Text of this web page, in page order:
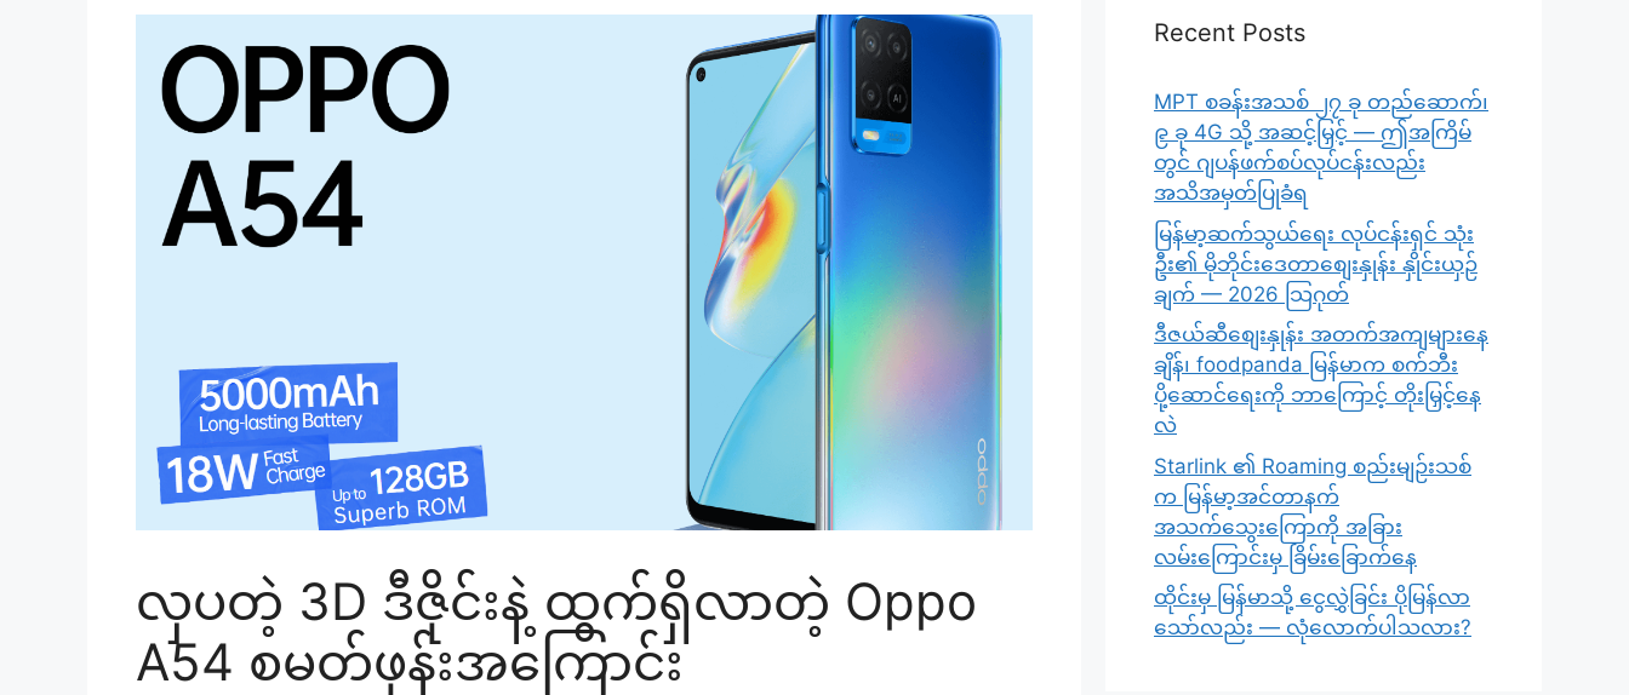
လှပတဲ့ 3D ဒီဇိုင်းနဲ့ ထွက်ရှိလာတဲ့ Oppo
A54 စမတ်ဖုန်းအကြောင်း
Recent Posts
MPT စခန်းအသစ် ၂၇ ခု တည်ဆောက်၊
၉ ခု 4G သို့ အဆင့်မြှင့် — ဤအကြိမ်
တွင် ဂျပန်ဖက်စပ်လုပ်ငန်းလည်း
အသိအမှတ်ပြုခံရ
မြန်မာ့ဆက်သွယ်ရေး လုပ်ငန်းရှင် သုံး
ဦး၏ မိုဘိုင်းဒေတာစျေးနှုန်း နှိုင်းယှဉ်
ချက် — 2026 သြဂုတ်
ဒီဇယ်ဆီစျေးနှုန်း အတက်အကျများနေ
ချိန်၊ foodpanda မြန်မာက စက်ဘီး
ပို့ဆောင်ရေးကို ဘာကြောင့် တိုးမြှင့်နေ
လဲ
Starlink ၏ Roaming စည်းမျဉ်းသစ်
က မြန်မာ့အင်တာနက်
အသက်သွေးကြောကို အခြား
လမ်းကြောင်းမှ ခြိမ်းခြောက်နေ
ထိုင်းမှ မြန်မာသို့ ငွေလွှဲခြင်း ပိုမြန်လာ
သော်လည်း — လုံလောက်ပါသလား?